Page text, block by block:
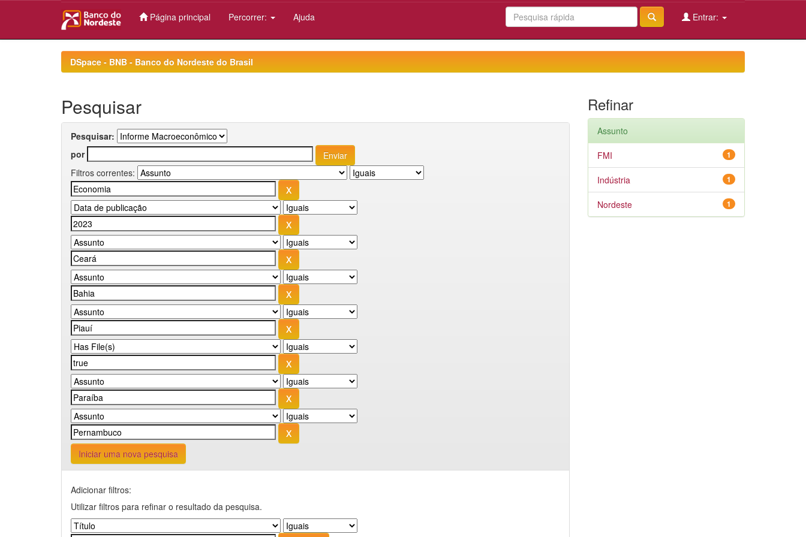
Página principal Percorrer: Ajuda Entrar:
DSpace - BNB - Banco do Nordeste do Brasil
Pesquisar
Pesquisar:
por
Filtros correntes:
Iniciar uma nova pesquisa
Adicionar filtros:
Utilizar filtros para refinar o resultado da pesquisa.
Refinar
Assunto
1
FMI
1
Indústria
1
Nordeste